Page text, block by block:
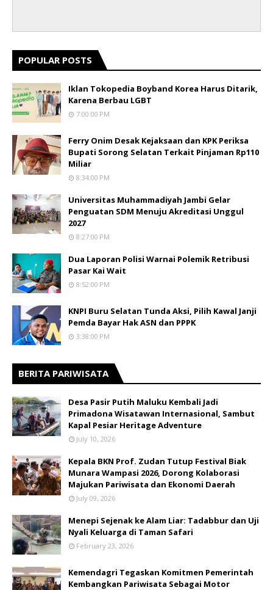
POPULAR POSTS
Iklan Tokopedia Boyband Korea Harus Ditarik,
Karena Berbau LGBT
7:00:00 PM
Ferry Onim Desak Kejaksaan dan KPK Periksa
Bupati Sorong Selatan Terkait Pinjaman Rp110
Miliar
8:34:00 PM
Universitas Muhammadiyah Jambi Gelar
Penguatan SDM Menuju Akreditasi Unggul
2027
8:27:00 PM
Dua Laporan Polisi Warnai Polemik Retribusi
Pasar Kai Wait
8:52:00 PM
KNPI Buru Selatan Tunda Aksi, Pilih Kawal Janji
Pemda Bayar Hak ASN dan PPPK
3:38:00 PM
BERITA PARIWISATA
​Desa Pasir Putih Maluku Kembali Jadi
Primadona Wisatawan Internasional, Sambut
Kapal Pesiar Heritage Adventure
July 10, 2026
Kepala BKN Prof. Zudan Tutup Festival Biak
Munara Wampasi 2026, Dorong Kolaborasi
Majukan Pariwisata dan Ekonomi Daerah
July 09, 2026
Menepi Sejenak ke Alam Liar: Tadabbur dan Uji
Nyali Keluarga di Taman Safari
February 23, 2026
Kemendagri Tegaskan Komitmen Pemerintah
Kembangkan Pariwisata Sebagai Motor